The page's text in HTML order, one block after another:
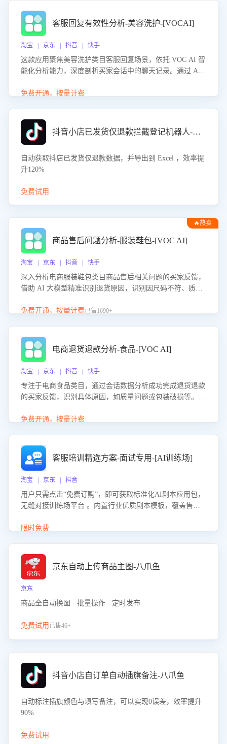
客服回复有效性分析-美容洗护-[VOCAI]
淘宝 | 京东 | 抖音 | 快手
这款应用聚焦美容洗护类目客服回复场景，依托 VOC AI 智
能化分析能力，深度剖析买家会话中的聊天记录。通过 AI
答的有效性与完整性，输出针对性改进策略，助力商家快速
免费开通，按量计费
抖音小店已发货仅退款拦截登记机器人-八爪鱼
自动获取抖店已发货仅退款数据，并导出到 Excel ，效率提
升120%
免费试用
🔥热卖
商品售后问题分析-服装鞋包-[VOC AI]
淘宝 | 京东 | 抖音 | 快手
深入分析电商服装鞋包类目商品售后相关问题的买家反馈，
借助 AI 大模型精准识别退货原因，识别因尺码不符、质量
议，助力商家优化产品或服务，实现销售额的显著提升。
免费开通，按量计费已售1690+
电商退货退款分析-食品-[VOC AI]
淘宝 | 京东 | 抖音 | 快手
专注于电商食品类目，通过会话数据分析成功完成退货退款
的买家反馈，识别具体原因，如质量问题或包装破损等。结
商家降低退款率，提升售后效率。
免费开通，按量计费
客服培训精选方案-面试专用-[AI训练场]
淘宝 | 京东 | 抖音
用户只需点击“免费订购”，即可获取标准化AI剧本应用包，
无缝对接训练场平台 。内置行业优质剧本模板，覆盖售前
初始化时间，助力企业快速启动智能客服训练
限时免费
京东自动上传商品主图-八爪鱼
京东
商品全自动换图 · 批量操作 · 定时发布
免费试用 已售46+
抖音小店自订单自动插旗备注-八爪鱼
自动标注插旗颜色与填写备注，可以实现0误差，效率提升
90%
免费试用